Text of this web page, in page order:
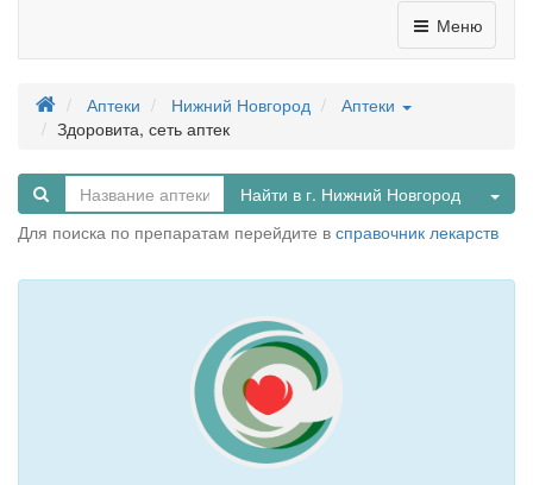
Меню
Аптеки Нижний Новгород
Аптеки
Здоровита, сеть аптек
Найти в г. Нижний Новгород
Для поиска по препаратам перейдите в справочник лекарств